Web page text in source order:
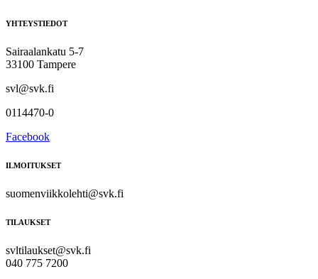
YHTEYSTIEDOT
Sairaalankatu 5-7
33100 Tampere
svl@svk.fi
0114470-0
Facebook
ILMOITUKSET
suomenviikkolehti@svk.fi
TILAUKSET
svltilaukset@svk.fi
040 775 7200